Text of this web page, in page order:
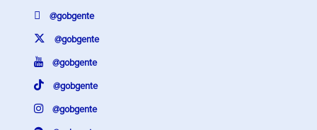
@gobgente
@gobgente
@gobgente
@gobgente
@gobgente